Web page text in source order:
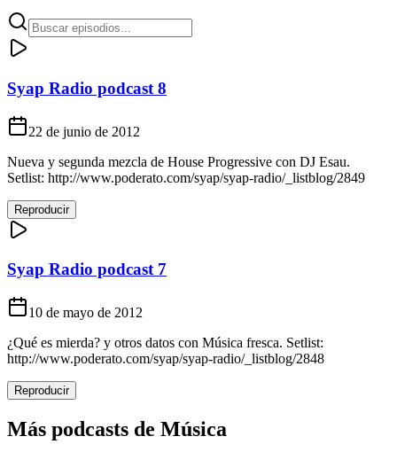
Syap Radio podcast 8
22 de junio de 2012
Nueva y segunda mezcla de House Progressive con DJ Esau.
Setlist: http://www.poderato.com/syap/syap-radio/_listblog/2849
Reproducir
Syap Radio podcast 7
10 de mayo de 2012
¿Qué es mierda? y otros datos con Música fresca. Setlist:
http://www.poderato.com/syap/syap-radio/_listblog/2848
Reproducir
Más podcasts de Música